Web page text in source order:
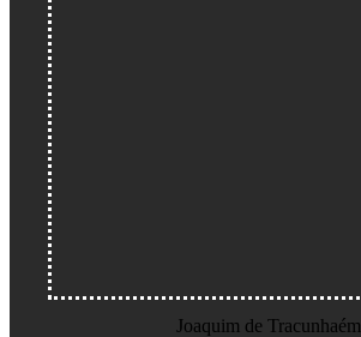
Joaquim de Tracunhaém